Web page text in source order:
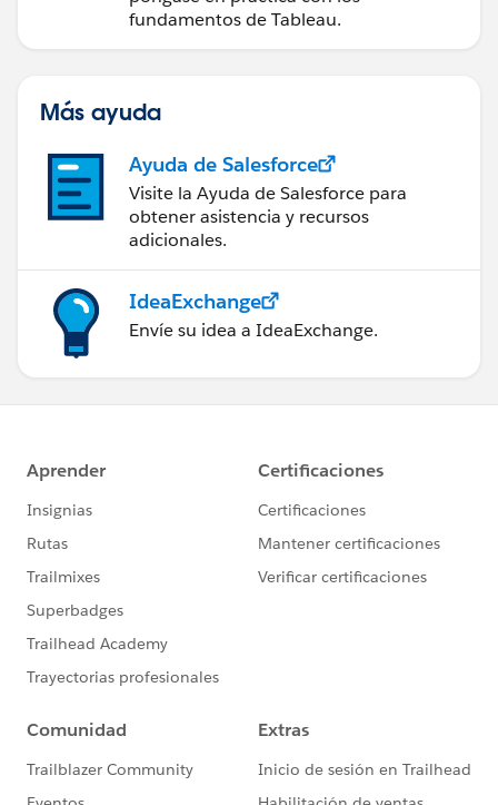
fundamentos de Tableau.
Más ayuda
Ayuda de Salesforce
Visite la Ayuda de Salesforce para
obtener asistencia y recursos
adicionales.
IdeaExchange
Envíe su idea a IdeaExchange.